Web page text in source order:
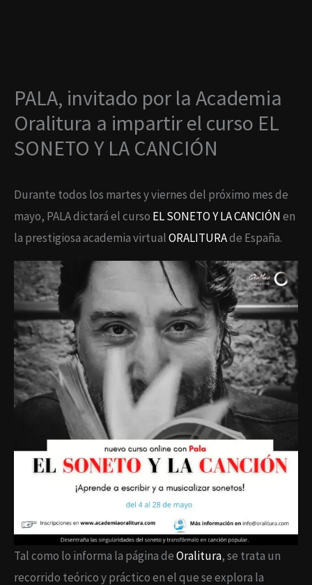
PALA, invitado por la Academia
Oralitura a impartir el curso EL
SONETO Y LA CANCIÓN
Durante todos los martes y viernes del próximo mes de
mayo, PALA dictará el curso EL SONETO Y LA CANCIÓNen
la prestigiosa academia virtualORALITURAde España.
Tal como lo informa la página deOralitura, se trata un
recorrido teórico y práctico en el que se explora la